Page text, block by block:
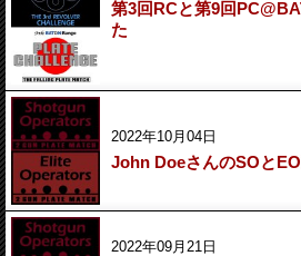
第3回RCと第9回
た
2022年10月04日
John DoeさんのSOと
2022年09月21日